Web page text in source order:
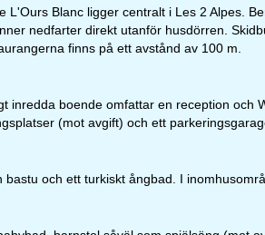
Stängt
L'Ours Blanc ligger centralt i Les 2 Alpes.
nedfarter direkt utanför husdörren.
finns på ett avstånd av 100 m.
inredda boende omfattar en reception och
(mot avgift) och ett
och ett turkiskt ångbad. I